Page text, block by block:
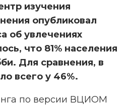
изучения
опубликовал
об увлечениях
что 81% населения
Для сравнения, в
всего у 46%.
по версии ВЦИОМ